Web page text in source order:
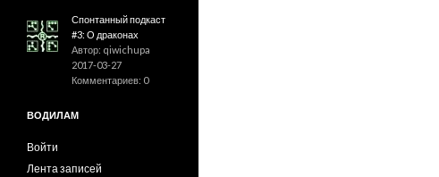
Спонтанный подкаст
#3: О драконах
Автор: qiwichupa
2017-03-27
Комментариев: 0
ВОДИЛАМ
Войти
Лента записей